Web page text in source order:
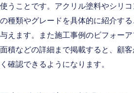
使うことです。アクリル塗料やシリ
の種類やグレードを具体的に紹介す
与えます。また施工事例のビフォー
面積などの詳細まで掲載すると、顧
く確認できるようになります。